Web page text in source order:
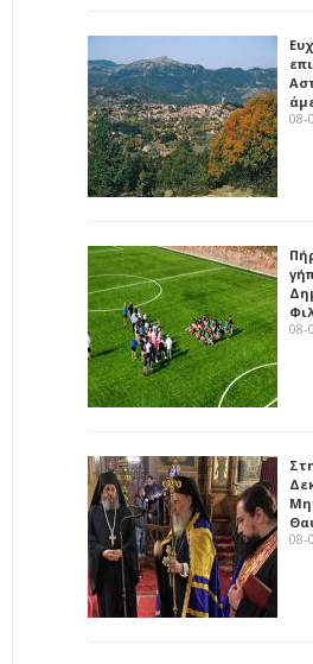
08-
08-
08-